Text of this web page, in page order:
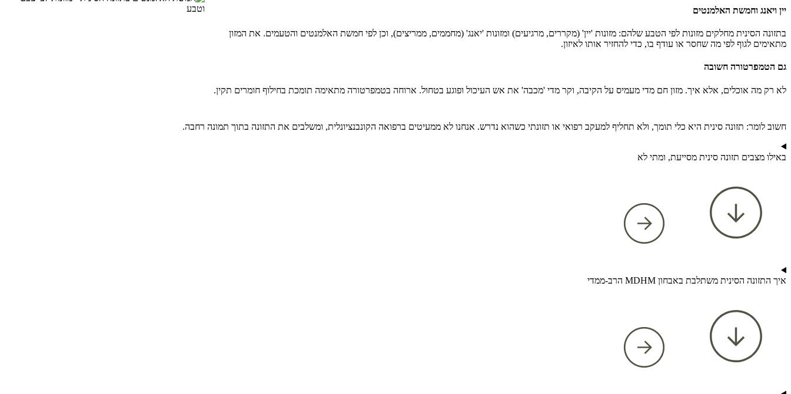
יין ויאנג וחמשת האלמנטים
בתזונה הסינית מחלקים מזונות לפי הטבע שלהם: מזונות 'יין' (מקררים, מרגיעים) ומזונות 'יאנג' (מחממים, ממריצים), וכן לפי חמשת האלמנטים והטעמים. את המזון
מתאימים לגוף לפי מה שחסר או עודף בו, כדי להחזיר אותו לאיזון.
גם הטמפרטורה חשובה
לא רק מה אוכלים, אלא איך. מזון חם מדי מעמיס על הקיבה, וקר מדי 'מכבה' את אש העיכול ופוגע בטחול. ארוחה בטמפרטורה מתאימה תומכת בחילוף חומרים תקין.
חשוב לומר: תזונה סינית היא כלי תומך, ולא תחליף למעקב רפואי או תזונתי כשהוא נדרש. אנחנו לא ממעיטים ברפואה הקונבנציונלית, ומשלבים את התזונה בתוך תמונה רחבה.
באילו מצבים תזונה סינית מסייעת, ומתי לא
איך התזונה הסינית משתלבת באבחון MDHM הרב-ממדי